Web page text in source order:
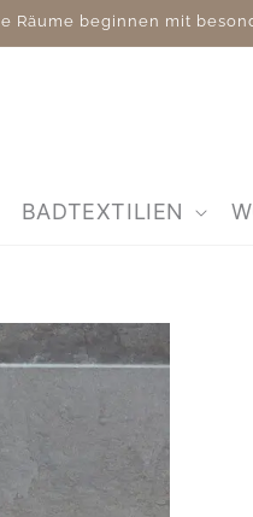
Räume beginnen mit
BADTEXTILIEN